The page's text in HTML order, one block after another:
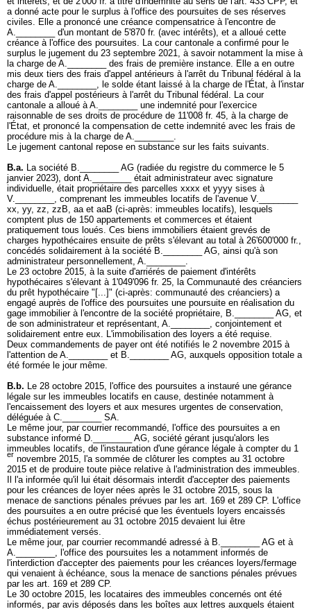
a donné acte pour le surplus à l'office des poursuites de ses réserves
civiles. Elle a prononcé une créance compensatrice à l'encontre de
A.________ d'un montant de 5'870 fr. (avec intérêts), et a alloué cette
créance à l'office des poursuites. La cour cantonale a confirmé pour le
surplus le jugement du 23 septembre 2021, à savoir notamment la mise à
la charge de A.________ des frais de première instance. Elle a en outre
mis deux tiers des frais d'appel antérieurs à l'arrêt du Tribunal fédéral à la
charge de A.________, le solde étant laissé à la charge de l'État, à l'instar
des frais d'appel postérieurs à l'arrêt du Tribunal fédéral. La cour
cantonale a alloué à A.________ une indemnité pour l'exercice
raisonnable de ses droits de procédure de 11'008 fr. 45, à la charge de
l'État, et prononcé la compensation de cette indemnité avec les frais de
procédure mis à la charge de A.________.
Le jugement cantonal repose en substance sur les faits suivants.
B.a. La société B.________ AG (radiée du registre du commerce le 5
janvier 2023), dont A.________ était administrateur avec signature
individuelle, était propriétaire des parcelles xxxx et yyyy sises à
V.________, comprenant les immeubles locatifs de l'avenue V.________
xx, yy, zz, zzB, aa et aaB (ci-après: immeubles locatifs), lesquels
comptent plus de 150 appartements et commerces et étaient
pratiquement tous loués. Ces biens immobiliers étaient grevés de
charges hypothécaires ensuite de prêts s'élevant au total à 26'600'000 fr.,
concédés solidairement à la société B.________ AG, ainsi qu'à son
administrateur personnellement, A.________.
Le 23 octobre 2015, à la suite d'arriérés de paiement d'intérêts
hypothécaires s'élevant à 1'049'096 fr. 25, la Communauté des créanciers
du prêt hypothécaire "[...]" (ci-après: communauté des créanciers) a
engagé auprès de l'office des poursuites une poursuite en réalisation du
gage immobilier à l'encontre de la société propriétaire, B.________ AG, et
de son administrateur et représentant, A.________, conjointement et
solidairement entre eux. L'immobilisation des loyers a été requise.
Deux commandements de payer ont été notifiés le 2 novembre 2015 à
l'attention de A.________ et B.________ AG, auxquels opposition totale a
été formée le jour même.
B.b. Le 28 octobre 2015, l'office des poursuites a instauré une gérance
légale sur les immeubles locatifs en cause, destinée notamment à
l'encaissement des loyers et aux mesures urgentes de conservation,
déléguée à C.________ SA.
Le même jour, par courrier recommandé, l'office des poursuites a en
substance informé D.________ AG, société gérant jusqu'alors les
immeubles locatifs, de l'instauration d'une gérance légale à compter du 1
er novembre 2015, l'a sommée de clôturer les comptes au 31 octobre
2015 et de produire toute pièce relative à l'administration des immeubles.
Il l'a informée qu'il lui était désormais interdit d'accepter des paiements
pour les créances de loyer nées après le 31 octobre 2015, sous la
menace de sanctions pénales prévues par les art. 169 et 289 CP. L'office
des poursuites a en outre précisé que les éventuels loyers encaissés
échus postérieurement au 31 octobre 2015 devaient lui être
immédiatement versés.
Le même jour, par courrier recommandé adressé à B.________ AG et à
A.________, l'office des poursuites les a notamment informés de
l'interdiction d'accepter des paiements pour les créances loyers/fermage
qui venaient à échéance, sous la menace de sanctions pénales prévues
par les art. 169 et 289 CP.
Le 30 octobre 2015, les locataires des immeubles concernés ont été
informés, par avis déposés dans les boîtes aux lettres auxquels étaient